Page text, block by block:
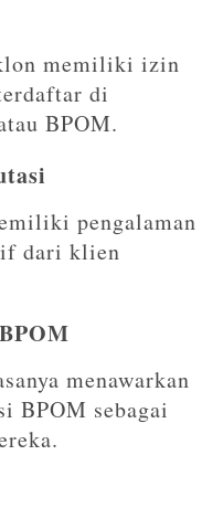
memiliki izin
di
BPOM.
pengalaman
dari klien
menawarkan
BPOM sebagai